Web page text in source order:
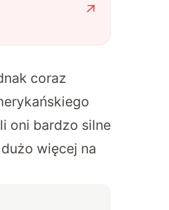
coraz
oni bardzo silne
więcej na